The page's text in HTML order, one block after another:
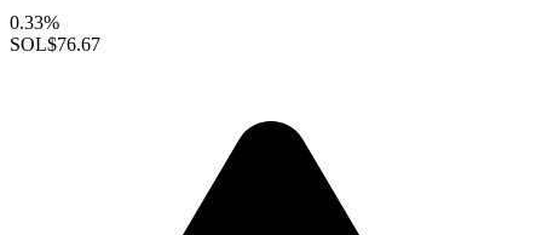
0.33%
SOL$76.67